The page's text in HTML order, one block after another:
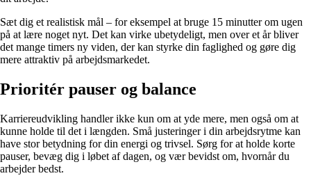
Sæt dig et realistisk mål – for eksempel at bruge 15 minutter om ugen
på at lære noget nyt. Det kan virke ubetydeligt, men over et år bliver
det mange timers ny viden, der kan styrke din faglighed og gøre dig
mere attraktiv på arbejdsmarkedet.
Prioritér pauser og balance
Karriereudvikling handler ikke kun om at yde mere, men også om at
kunne holde til det i længden. Små justeringer i din arbejdsrytme kan
have stor betydning for din energi og trivsel. Sørg for at holde korte
pauser, bevæg dig i løbet af dagen, og vær bevidst om, hvornår du
arbejder bedst.